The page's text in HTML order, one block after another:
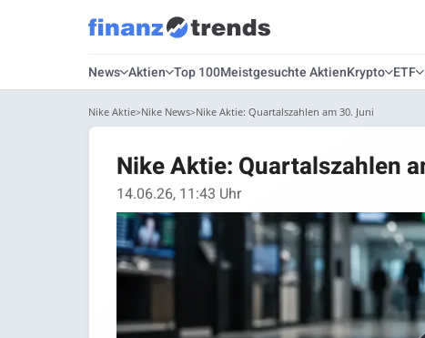
News Aktien Top 100Meistgesuchte AktienKrypto ETF
Nike Aktie Nike News Nike Aktie: Quartalszahlen am 30. Juni
Nike Aktie: Quartalszahlen
14.06.26, 11:43 Uhr